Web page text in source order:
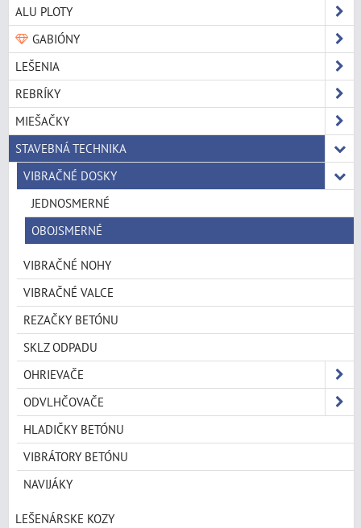
ALU PLOTY
GABIÓNY
LEŠENIA
REBRÍKY
MIEŠAČKY
STAVEBNÁ TECHNIKA
VIBRAČNÉ DOSKY
JEDNOSMERNÉ
OBOJSMERNÉ
VIBRAČNÉ NOHY
VIBRAČNÉ VALCE
REZAČKY BETÓNU
SKLZ ODPADU
OHRIEVAČE
ODVLHČOVAČE
HLADIČKY BETÓNU
VIBRÁTORY BETÓNU
NAVIJÁKY
LEŠENÁRSKE KOZY